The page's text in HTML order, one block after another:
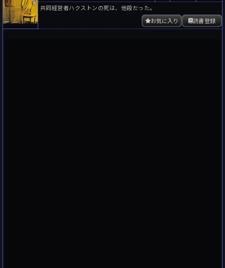
共同経営者ハクストンの死は、他殺だった。
読書登録
お気に入り